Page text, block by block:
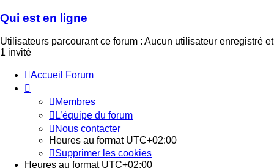
Qui est en ligne
Utilisateurs parcourant ce forum : Aucun utilisateur enregistré et
1 invité
Accueil Forum
Membres
L’équipe du forum
Nous contacter
Heures au format UTC+02:00
Supprimer les cookies
Heures au format UTC+02:00